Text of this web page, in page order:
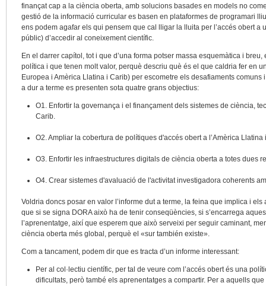
finançat cap a la ciència oberta, amb solucions basades en models no
gestió de la informació curricular es basen en plataformes de programari
ens podem agafar els qui pensem que cal lligar la lluita per l’accés obert a
públic) d’accedir al coneixement científic.
En el darrer capítol, tot i que d’una forma potser massa esquemàtica i
política i que tenen molt valor, perquè descriu què és el que caldria fer en
Europea i Amèrica Llatina i Carib) per escometre els desafiaments
a dur a terme es presenten sota quatre grans objectius:
O1. Enfortir la governança i el finançament dels sistemes de ciència,
Carib.
O2. Ampliar la cobertura de polítiques d'accés obert a l’Amèrica Llatina
O3. Enfortir les infraestructures digitals de ciència oberta a totes dues
O4. Crear sistemes d'avaluació de l'activitat investigadora coherents
Voldria doncs posar en valor l’informe dut a terme, la feina que implica i
que si se signa DORA això ha de tenir conseqüències, si s’encarrega
l’aprenentatge, així que esperem que això serveixi per seguir caminant,
ciència oberta més global, perquè el «sur también existe».
Com a tancament, podem dir que es tracta d’un informe interessant:
Per al col·lectiu científic, per tal de veure com l’accés obert és una
dificultats, però també els aprenentatges a compartir. Per a aquells